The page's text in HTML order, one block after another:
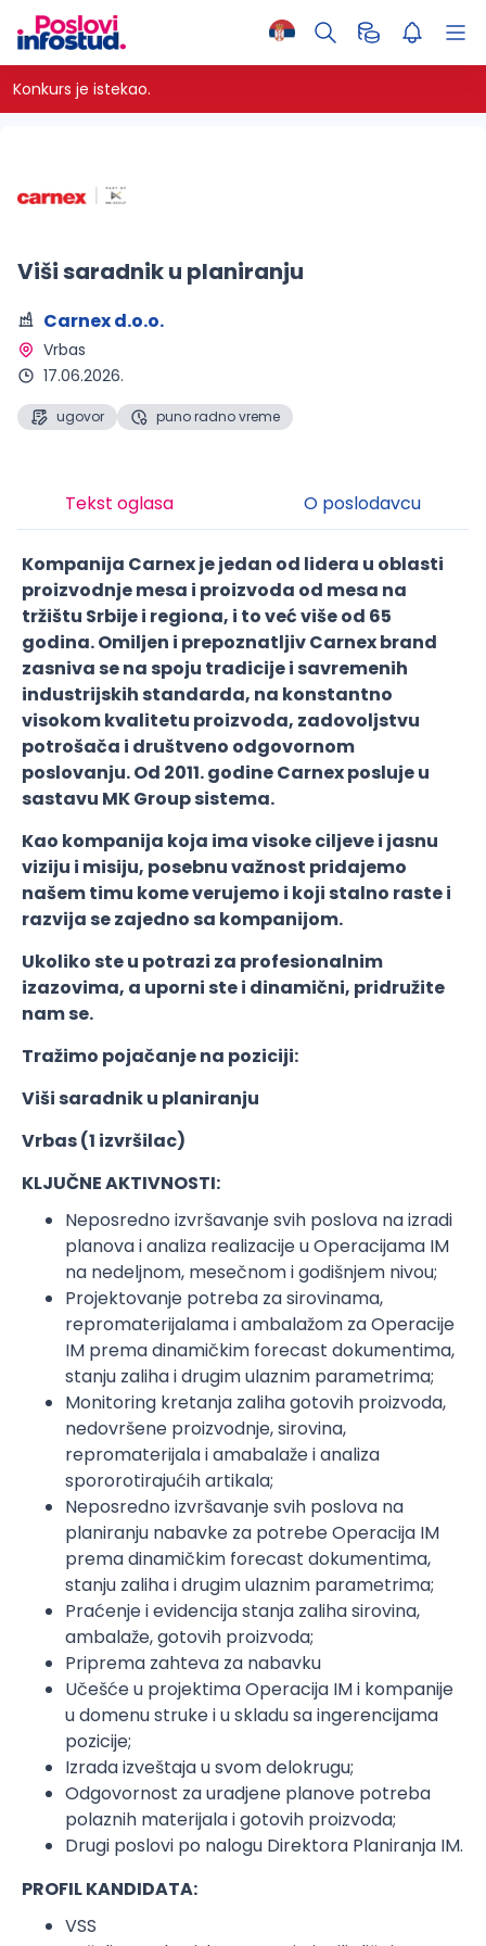
Konkurs je istekao.
Viši saradnik u planiranju
Carnex d.o.o.
Vrbas
17.06.2026.
ugovor puno radno vreme
Tekst oglasa O poslodavcu
Kompanija Carnex je jedan od lidera u oblasti
proizvodnje mesa i proizvoda od mesa na
tržištu Srbije i regiona, i to već više od 65
godina. Omiljen i prepoznatljiv Carnex brand
zasniva se na spoju tradicije i savremenih
industrijskih standarda, na konstantno
visokom kvalitetu proizvoda, zadovoljstvu
potrošača i društveno odgovornom
poslovanju. Od 2011. godine Carnex posluje u
sastavu MK Group sistema.
Kao kompanija koja ima visoke ciljeve i jasnu
viziju i misiju, posebnu važnost pridajemo
našem timu kome verujemo i koji stalno raste i
razvija se zajedno sa kompanijom.
Ukoliko ste u potrazi za profesionalnim
izazovima, a uporni ste i dinamični, pridružite
nam se.
Tražimo pojačanje na poziciji:
Viši saradnik u planiranju
Vrbas (1 izvršilac)
KLJUČNE AKTIVNOSTI:
Neposredno izvršavanje svih poslova na izradi
planova i analiza realizacije u Operacijama IM
na nedeljnom, mesečnom i godišnjem nivou;
Projektovanje potreba za sirovinama,
repromaterijalama i ambalažom za Operacije
IM prema dinamičkim forecast dokumentima,
stanju zaliha i drugim ulaznim parametrima;
Monitoring kretanja zaliha gotovih proizvoda,
nedovršene proizvodnje, sirovina,
repromaterijala i amabalaže i analiza
spororotirajućih artikala;
Neposredno izvršavanje svih poslova na
planiranju nabavke za potrebe Operacija IM
prema dinamičkim forecast dokumentima,
stanju zaliha i drugim ulaznim parametrima;
Praćenje i evidencija stanja zaliha sirovina,
ambalaže, gotovih proizvoda;
Priprema zahteva za nabavku
Učešće u projektima Operacija IM i kompanije
u domenu struke i u skladu sa ingerencijama
pozicije;
Izrada izveštaja u svom delokrugu;
Odgovornost za uradjene planove potreba
polaznih materijala i gotovih proizvoda;
Drugi poslovi po nalogu Direktora Planiranja IM.
PROFIL KANDIDATA:
VSS